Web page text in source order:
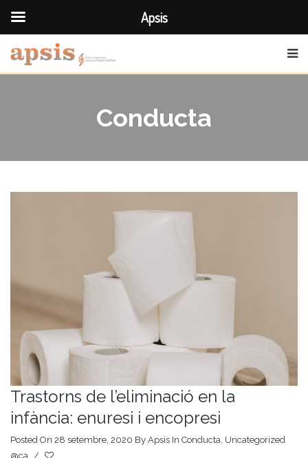
Conducta
Trastorns de l’eliminació en la
infància: enuresi i encopresi
Posted On 28 setembre, 2020 By Apsis In Conducta, Uncategorized
@ca /
Apsis